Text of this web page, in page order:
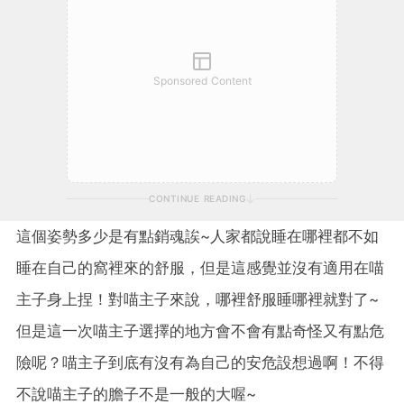
Sponsored Content
CONTINUE READING
這個姿勢多少是有點銷魂誒~人家都說睡在哪裡都不如
睡在自己的窩裡來的舒服，但是這感覺並沒有適用在喵
主子身上捏！對喵主子來說，哪裡舒服睡哪裡就對了~
但是這一次喵主子選擇的地方會不會有點奇怪又有點危
險呢？喵主子到底有沒有為自己的安危設想過啊！不得
不說喵主子的膽子不是一般的大喔~